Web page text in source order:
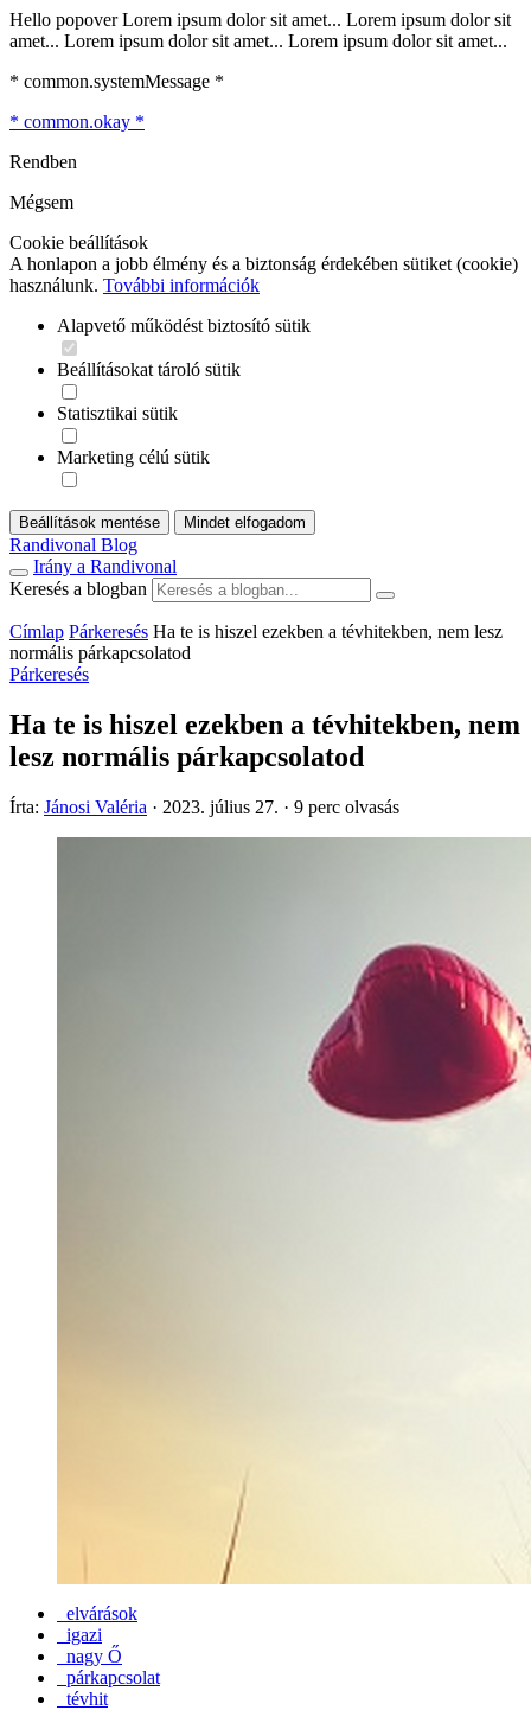
Hello popover Lorem ipsum dolor sit amet... Lorem ipsum dolor sit
amet... Lorem ipsum dolor sit amet... Lorem ipsum dolor sit amet...
* common.systemMessage *
* common.okay *
Rendben
Mégsem
Cookie beállítások
A honlapon a jobb élmény és a biztonság érdekében sütiket (cookie)
használunk. További információk
Alapvető működést biztosító sütik
Beállításokat tároló sütik
Statisztikai sütik
Marketing célú sütik
Beállítások mentése Mindet elfogadom
Randivonal Blog
Irány a Randivonal
Keresés a blogban
Címlap Párkeresés Ha te is hiszel ezekben a tévhitekben, nem lesz
normális párkapcsolatod
Párkeresés
Ha te is hiszel ezekben a tévhitekben, nem
lesz normális párkapcsolatod
Írta: Jánosi Valéria · 2023. július 27. · 9 perc olvasás
elvárások
igazi
nagy Ő
párkapcsolat
tévhit